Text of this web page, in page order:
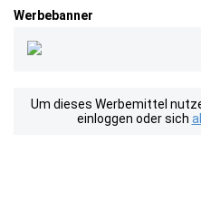
Werbebanner
Um dieses Werbemittel
einloggen oder sich